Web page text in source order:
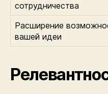
сотрудничества
Расширение
вашей идеи